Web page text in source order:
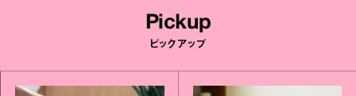
Pickup
ピックアップ